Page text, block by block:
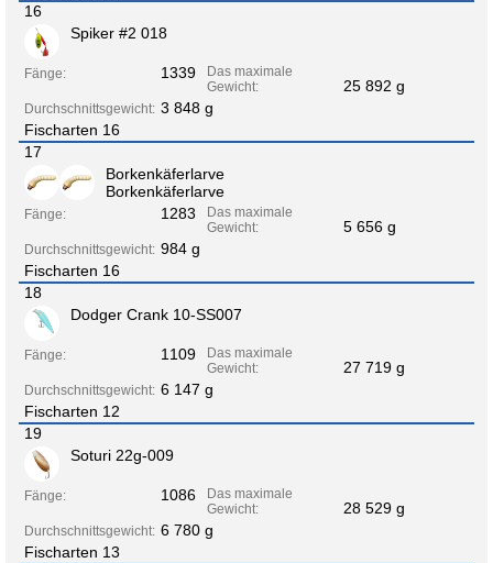
16
Spiker #2 018
Fänge: 1339
Das maximale
Gewicht:
25 892 g
Durchschnittsgewicht: 3 848 g
Fischarten 16
17
Borkenkäferlarve
Borkenkäferlarve
Fänge: 1283
Das maximale
Gewicht:
5 656 g
Durchschnittsgewicht: 984 g
Fischarten 16
18
Dodger Crank 10-SS007
Fänge: 1109
Das maximale
Gewicht:
27 719 g
Durchschnittsgewicht: 6 147 g
Fischarten 12
19
Soturi 22g-009
Fänge: 1086
Das maximale
Gewicht:
28 529 g
Durchschnittsgewicht: 6 780 g
Fischarten 13